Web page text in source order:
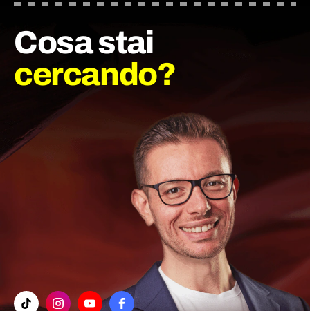
Cosa stai
cercando?